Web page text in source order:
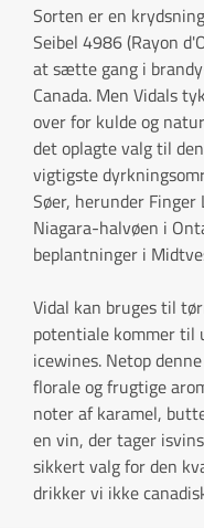
Sorten er en
Seibel 4986 (Rayon
at sætte gang i
Canada. Men Vidals
over for kulde og
det oplagte valg til
vigtigste
Søer, herunder Finger
Niagara-halvøen i
beplantninger i
Vidal kan bruges til
potentiale kommer til
icewines. Netop
florale og frugtige
noter af karamel,
en vin, der tager
sikkert valg for den
drikker vi ikke